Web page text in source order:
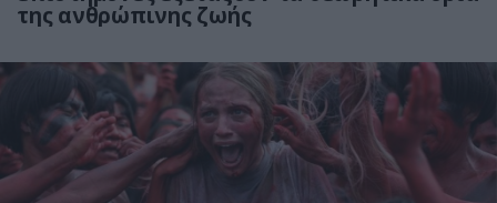
της ανθρώπινης ζωής